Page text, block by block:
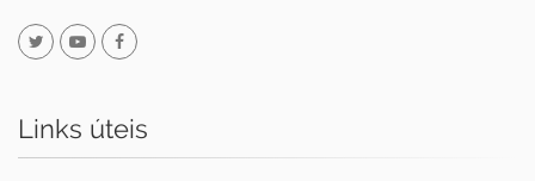
Links úteis